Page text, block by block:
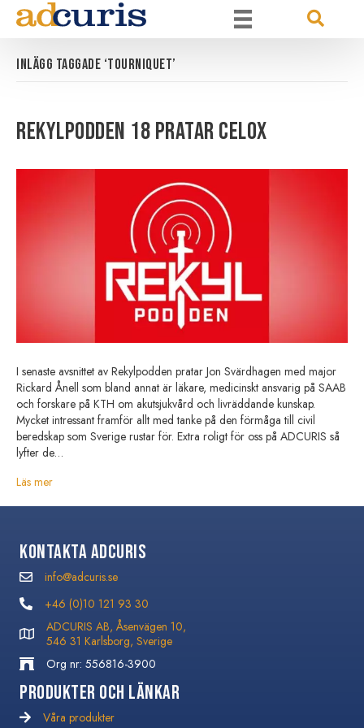
Inlägg taggade ‘TOURNIQUET’
Rekylpodden 18 pratar Celox
I senaste avsnittet av Rekylpodden pratar Jon Svärdhagen med major
Rickard Ånell som bland annat är läkare, medicinskt ansvarig på SAAB
och forskare på KTH om akutsjukvård och livräddande kunskap.
Mycket intressant framför allt med tanke på den förmåga till civil
beredskap som Sverige rustar för. Extra roligt för oss på ADCURIS så
lyfter de…
Läs mer
Kontakta Adcuris
info@adcuris.se
info@adcuris.se
+46 (0)10 121 93 30
+46 (0)10 121 93 30
ADCURIS AB, Åsenvägen 10,
546 31 Karlsborg, Sverige
Org nr: 556816-3900
Produkter och Länkar
Våra produkter